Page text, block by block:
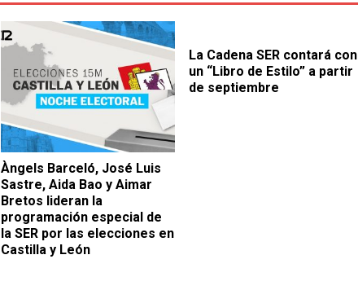
Àngels Barceló, José Luis
Sastre, Aida Bao y Aimar
Bretos lideran la
programación especial de
la SER por las elecciones en
Castilla y León
La Cadena SER contará con
un “Libro de Estilo” a partir
de septiembre